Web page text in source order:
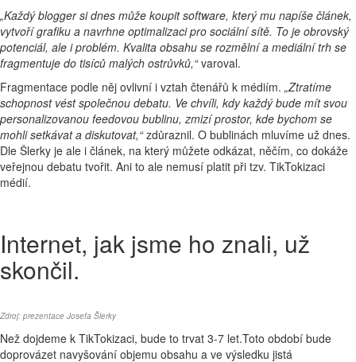
„Každý blogger si dnes může koupit software, který mu napíše článek,
vytvoří grafiku a navrhne optimalizaci pro sociální sítě. To je obrovský
potenciál, ale i problém. Kvalita obsahu se rozmělní a mediální trh se
fragmentuje do tisíců malých ostrůvků,“varoval.
Fragmentace podle něj ovlivní i vztah čtenářů k médiím. „Ztratíme
schopnost vést společnou debatu. Ve chvíli, kdy každý bude mít svou
personalizovanou feedovou bublinu, zmizí prostor, kde bychom se
mohli setkávat a diskutovat,“zdůraznil. O bublinách mluvíme už dnes.
Dle Šlerky je ale i článek, na který můžete odkázat, něčím, co dokáže
veřejnou debatu tvořit. Ani to ale nemusí platit při tzv. TikTokizaci
médií.
Internet, jak jsme ho znali, už
skončil.
Zdroj: prezentace Josefa Šlerky
Než dojdeme k TikTokizaci, bude to trvat 3-7 let.Toto období bude
doprovázet navyšování objemu obsahu a ve výsledku jistá